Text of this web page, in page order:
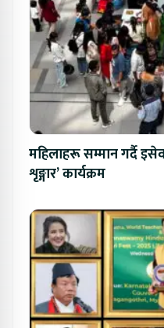
महिलाहरू सम्मान गर्दै
शृङ्गार’ कार्यक्रम